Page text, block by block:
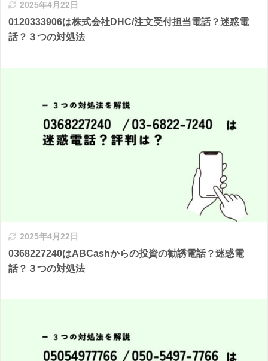
2025年4月22日
0120333906は株式会社DHC/注文受付担当電話？迷惑電
話？３つの対処法
2025年4月22日
0368227240はABCashからの投資の勧誘電話？迷惑電
話？３つの対処法